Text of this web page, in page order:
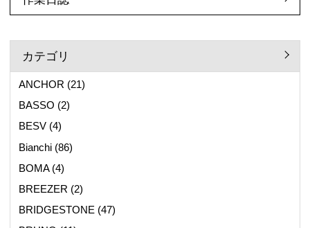
カテゴリ
ANCHOR (21)
BASSO (2)
BESV(4)
Bianchi(86)
BOMA(4)
BREEZER (2)
BRIDGESTONE (47)